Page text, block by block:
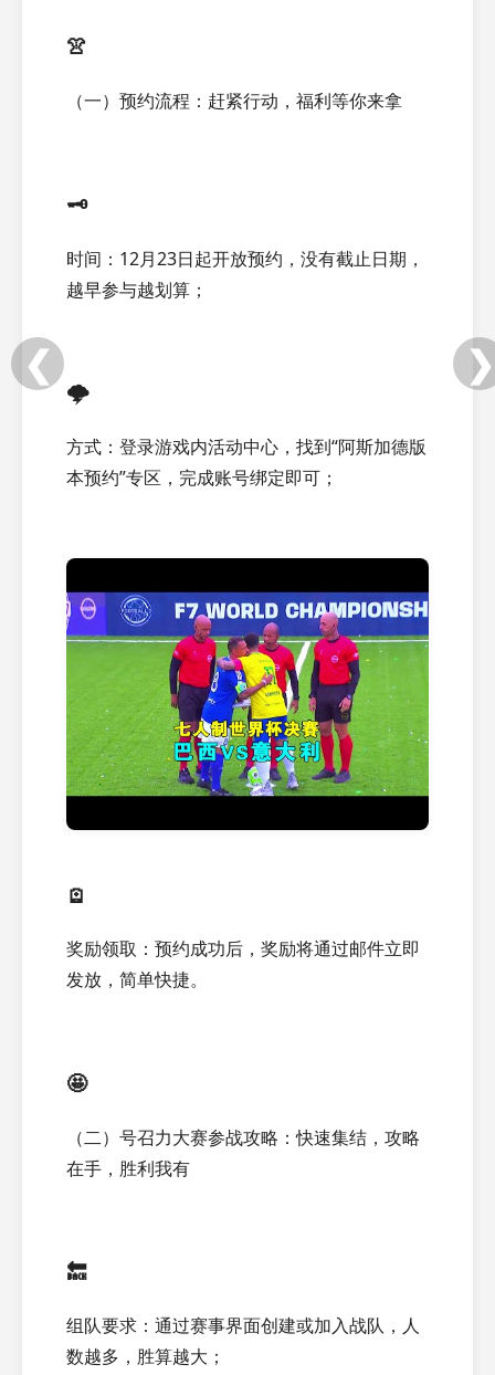
👚
（一）预约流程：赶紧行动，福利等你来拿
🗝️
时间：12月23日起开放预约，没有截止日期，
越早参与越划算；
🌩️
方式：登录游戏内活动中心，找到“阿斯加德版
本预约”专区，完成账号绑定即可；
🪫
奖励领取：预约成功后，奖励将通过邮件立即
发放，简单快捷。
🤩
（二）号召力大赛参战攻略：快速集结，攻略
在手，胜利我有
🔙
组队要求：通过赛事界面创建或加入战队，人
数越多，胜算越大；
❮ ❯